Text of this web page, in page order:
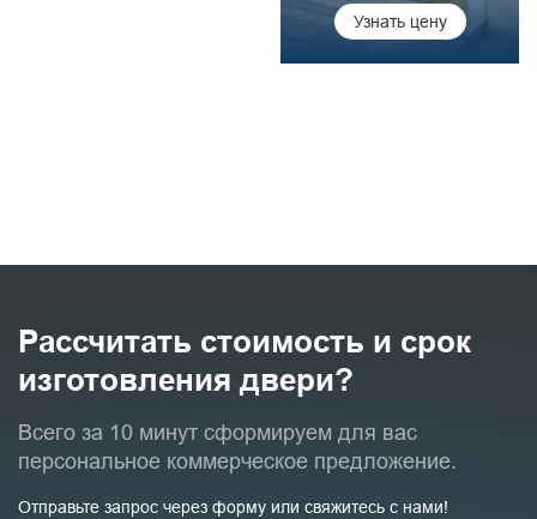
Узнать цену
Рассчитать стоимость и срок
изготовления двери?
Всего за 10 минут сформируем для вас
персональное коммерческое предложение.
Отправьте запрос через форму или свяжитесь с нами!